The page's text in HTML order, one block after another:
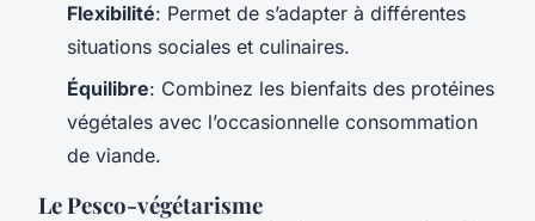
Flexibilité: Permet de s’adapter à différentes
situations sociales et culinaires.
Équilibre: Combinez les bienfaits des protéines
végétales avec l’occasionnelle consommation
de viande.
Le Pesco-végétarisme